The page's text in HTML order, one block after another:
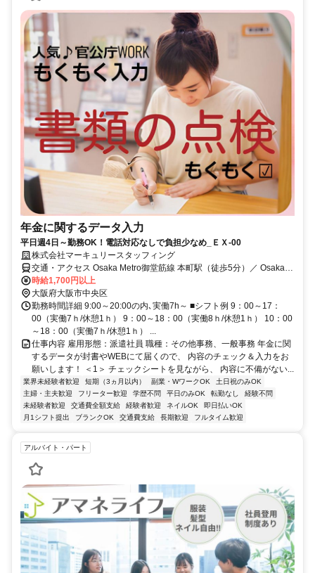
年金に関するデータ入力
平日週4日～勤務OK！電話対応なしで負担少なめ_ＥＸ-00
株式会社マーキュリースタッフィング
交通・アクセス Osaka Metro御堂筋線 本町駅（徒歩5分）／ Osaka
Metro四つ橋線 本町駅（徒歩5分）／Osaka Metro中央線 本町駅（徒
歩5分）
時給1,700円以上
大阪府大阪市中央区
勤務時間詳細 9:00～20:00の内､実働7h～ ■シフト例 9：00～17：
00（実働7ｈ/休憩1ｈ） 9：00～18：00（実働8ｈ/休憩1ｈ） 10：00
～18：00（実働7ｈ/休憩1ｈ） ...
仕事内容 雇用形態：派遣社員 職種：その他事務、一般事務 年金に関
するデータが封書やWEBにて届くので、 内容のチェック＆入力をお
願いします！ ＜1＞ チェックシートを見ながら、 内容に不備がない...
業界未経験者歓迎 短期（3ヵ月以内） 副業・WワークOK
土日祝のみOK
主婦・主夫歓迎
フリーター歓迎 学歴不問 平日のみOK 転勤なし
経験不問
未経験者歓迎
交通費全額支給 経験者歓迎 ネイルOK
即日払いOK
月1シフト提出
ブランクOK 交通費支給 長期歓迎 フルタイム歓迎
アルバイト・パート